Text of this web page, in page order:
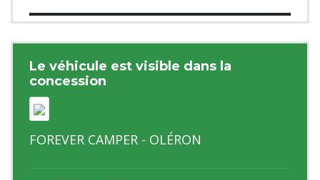
Le véhicule est visible dans la
concession
FOREVER CAMPER - OLÉRON